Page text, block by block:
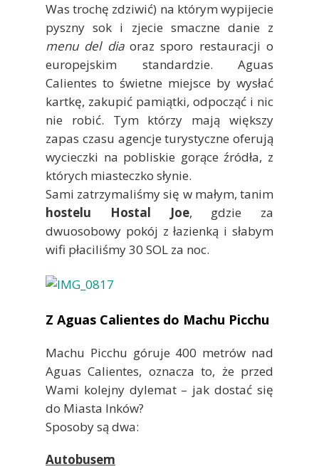
Was trochę zdziwić) na którym wypijecie
pyszny sok i zjecie smaczne danie z
menu del dia oraz sporo restauracji o
europejskim standardzie. Aguas
Calientes to świetne miejsce by wysłać
kartkę, zakupić pamiątki, odpocząć i nic
nie robić. Tym którzy mają większy
zapas czasu agencje turystyczne oferują
wycieczki na pobliskie gorące źródła, z
których miasteczko słynie.
Sami zatrzymaliśmy się w małym, tanim
hostelu Hostal Joe, gdzie za
dwuosobowy pokój z łazienką i słabym
wifi płaciliśmy 30 SOL za noc.
Z Aguas Calientes do Machu Picchu
Machu Picchu góruje 400 metrów nad
Aguas Calientes, oznacza to, że przed
Wami kolejny dylemat – jak dostać się
do Miasta Inków?
Sposoby są dwa:
Autobusem